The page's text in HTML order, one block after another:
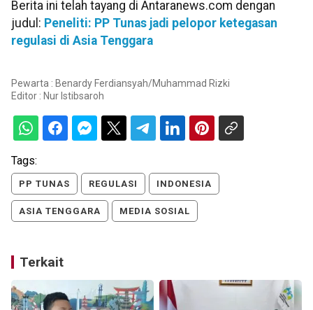
Berita ini telah tayang di Antaranews.com dengan
judul: Peneliti: PP Tunas jadi pelopor ketegasan
regulasi di Asia Tenggara
Pewarta : Benardy Ferdiansyah/Muhammad Rizki
Editor : Nur Istibsaroh
Tags:
PP TUNAS REGULASI INDONESIA
ASIA TENGGARA MEDIA SOSIAL
Terkait